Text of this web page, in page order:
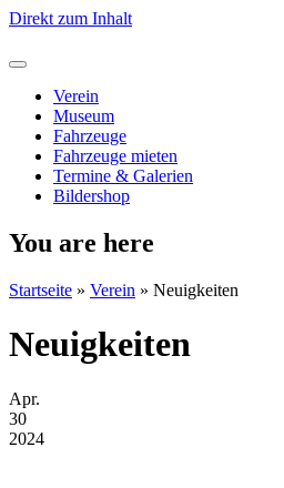
Direkt zum Inhalt
Verein
Museum
Fahrzeuge
Fahrzeuge mieten
Termine & Galerien
Bildershop
You are here
Startseite » Verein » Neuigkeiten
Neuigkeiten
Apr.
30
2024